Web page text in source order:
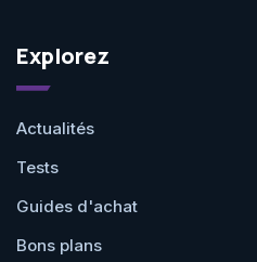
Explorez
Actualités
Tests
Guides d'achat
Bons plans